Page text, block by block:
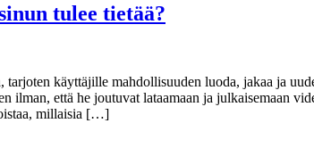
tulee tietää?
käyttäjille mahdollisuuden luoda, jakaa ja
että he joutuvat lataamaan ja julkaisemaan
millaisia […]